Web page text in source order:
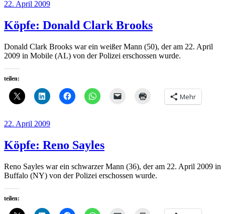
Veröffentlicht
22. April 2009
Köpfe: Donald Clark Brooks
Donald Clark Brooks war ein weißer Mann (50), der am 22. April
2009 in Mobile (AL) von der Polizei erschossen wurde.
teilen:
Mehr
Veröffentlicht
22. April 2009
Köpfe: Reno Sayles
Reno Sayles war ein schwarzer Mann (36), der am 22. April 2009 in
Buffalo (NY) von der Polizei erschossen wurde.
teilen: